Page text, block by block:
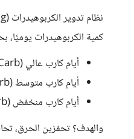
كمية الكربوهيدرات
أيام كارب عالي (High Carb)
أيام كارب متوسط (Moderate Carb)
أيام كارب منخفض (Low Carb)
والهدف؟ تحفزين الحرق،